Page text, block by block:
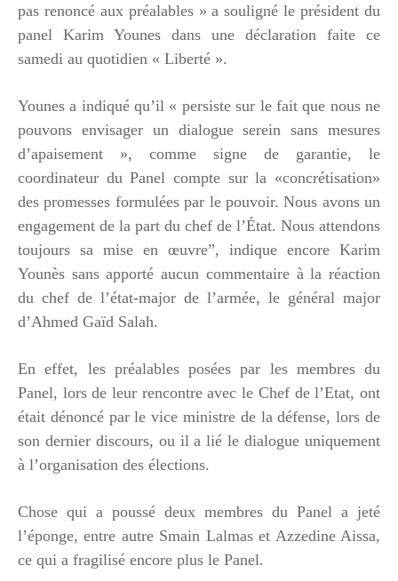
pas renoncé aux préalables » a souligné le président du
panel Karim Younes dans une déclaration faite ce
samedi au quotidien « Liberté ».
Younes a indiqué qu’il « persiste sur le fait que nous ne
pouvons envisager un dialogue serein sans mesures
d’apaisement », comme signe de garantie, le
coordinateur du Panel compte sur la «concrétisation»
des promesses formulées par le pouvoir. Nous avons un
engagement de la part du chef de l’État. Nous attendons
toujours sa mise en œuvre”, indique encore Karim
Younès sans apporté aucun commentaire à la réaction
du chef de l’état-major de l’armée, le général major
d’Ahmed Gaïd Salah.
En effet, les préalables posées par les membres du
Panel, lors de leur rencontre avec le Chef de l’Etat, ont
était dénoncé par le vice ministre de la défense, lors de
son dernier discours, ou il a lié le dialogue uniquement
à l’organisation des élections.
Chose qui a poussé deux membres du Panel a jeté
l’éponge, entre autre Smain Lalmas et Azzedine Aissa,
ce qui a fragilisé encore plus le Panel.